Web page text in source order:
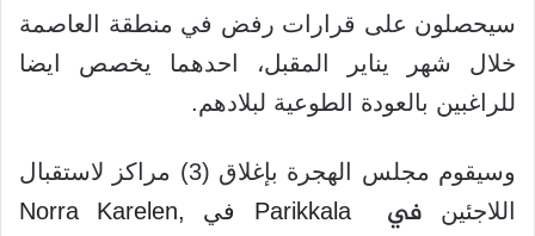
سيحصلون على قرارات رفض في منطقة العاصمة
خلال شهر يناير المقبل، احدهما يخصص ايضا
للراغبين بالعودة الطوعية لبلادهم.
وسيقوم مجلس الهجرة بإغلاق (3) مراكز لاستقبال
اللاجئين في
Parikkala في Norra Karelen,